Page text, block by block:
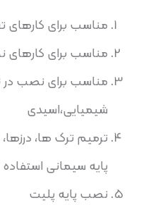
مناسب برای کارهای
مناسب برای
مناسب برای نصب
شیمیایی،اسیدی
ترمیم ترک ها،
پایه سیمانی
نصب پایه پلیت